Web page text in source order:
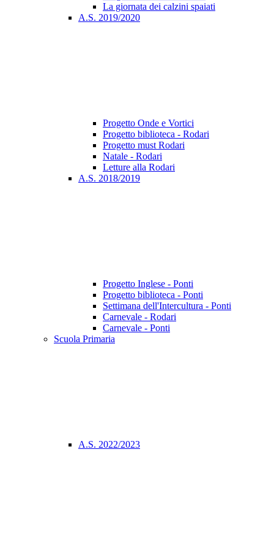
La giornata dei calzini spaiati
A.S. 2019/2020
Progetto Onde e Vortici
Progetto biblioteca - Rodari
Progetto must Rodari
Natale - Rodari
Letture alla Rodari
A.S. 2018/2019
Progetto Inglese - Ponti
Progetto biblioteca - Ponti
Settimana dell'Intercultura - Ponti
Carnevale - Rodari
Carnevale - Ponti
Scuola Primaria
A.S. 2022/2023